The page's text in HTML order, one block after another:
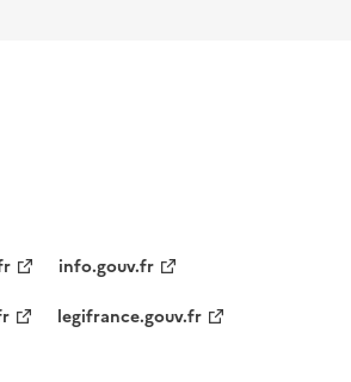
info.gouv.fr
legifrance.gouv.fr